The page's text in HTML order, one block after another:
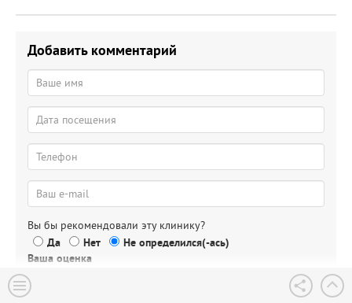
Добавить комментарий
Вы бы рекомендовали эту клинику?
Да
Нет
Не определился(-ась)
Ваша оценка
Пожалуйста, напишите ваш отзыв